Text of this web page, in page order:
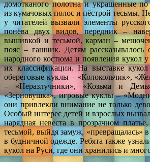
домотканого полотна и украшенные
из кумачовых полос и пёстрой тесьмы.
у читателей вызвали элементы
понёва двух видов, передник –
вышивкой и тесьмой, карман –
пояс – гашник. Детям рассказывалось
народного костюма и появления кукол у
их классификации. На выставке
обереговые куклы – «Колокольчик»,
– «Неразлучники», «Козьма и
«Зерновушка», игровые куклы –
они привлекли внимание не только
Особый интерес детей и взрослых
нарядная невеста в прозрачном
тесьмой, выйдя замуж, «превращалась»
в будничной одежде. Ребята также
кукол на Руси, где они хранились и